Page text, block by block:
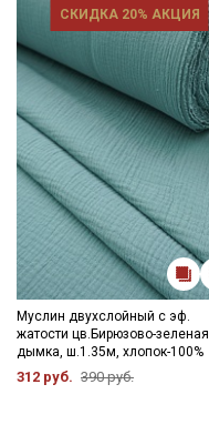
СКИДКА 20% АКЦИЯ
Муслин двухслойный с эф.
жатости цв.Бирюзово-зеленая
дымка, ш.1.35м, хлопок-100%
312 руб. 390 руб.